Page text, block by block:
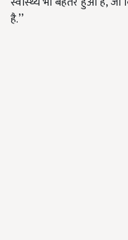
है.’’